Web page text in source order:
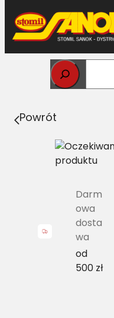
Przejdź
do
treści
Strona główna>
CLAAS 9PK-2020
Powrót
Darm
owa
dosta
wa
od
500 zł